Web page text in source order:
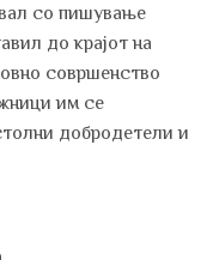
со пишување
до крајот на
совршенство
им се
добродетели и